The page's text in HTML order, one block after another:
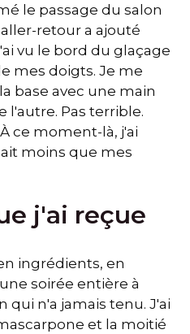
le passage du salon
retour a ajouté
vu le bord du glaçage
mes doigts. Je me
base avec une main
l'autre. Pas terrible.
ce moment-là, j'ai
moins que mes
j'ai reçue
ingrédients, en
soirée entière à
qui n'a jamais tenu. J'ai
et la moitié